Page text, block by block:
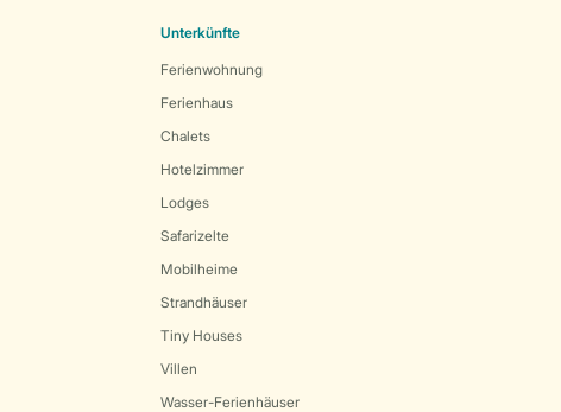
Unterkünfte
Ferienwohnung
Ferienhaus
Chalets
Hotelzimmer
Lodges
Safarizelte
Mobilheime
Strandhäuser
Tiny Houses
Villen
Wasser-Ferienhäuser